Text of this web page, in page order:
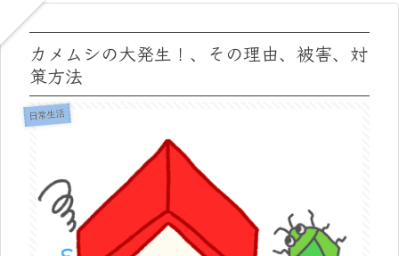
カメムシの大発生！、その理由、被害、対
策方法
日常生活